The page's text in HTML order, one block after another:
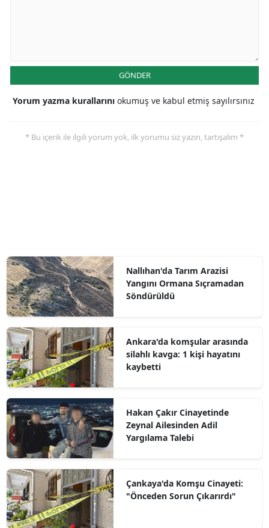
GÖNDER
Yorum yazma kurallarını okumuş ve kabul etmiş sayılırsınız
* Bu içerik ile ilgili yorum yok, ilk yorumu siz yazın, tartışalım *
Nallıhan'da Tarım Arazisi
Yangını Ormana Sıçramadan
Söndürüldü
Ankara'da komşular arasında
silahlı kavga: 1 kişi hayatını
kaybetti
Hakan Çakır Cinayetinde
Zeynal Ailesinden Adil
Yargılama Talebi
Çankaya'da Komşu Cinayeti:
"Önceden Sorun Çıkarırdı"